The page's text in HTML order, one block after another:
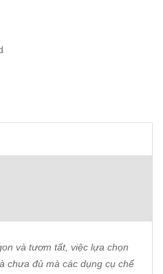
và tươm tất, việc lựa chọn
chưa đủ mà các dụng cụ chế